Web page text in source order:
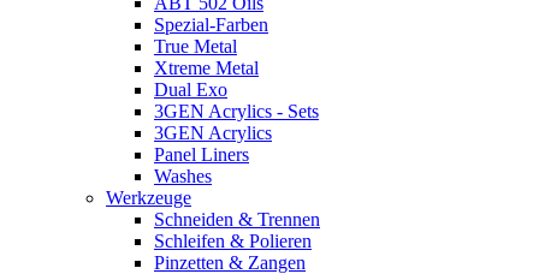
Spezial-Farben
True Metal
Xtreme Metal
Dual Exo
3GEN Acrylics - Sets
3GEN Acrylics
Panel Liners
Washes
Werkzeuge
Schneiden & Trennen
Schleifen & Polieren
Pinzetten & Zangen